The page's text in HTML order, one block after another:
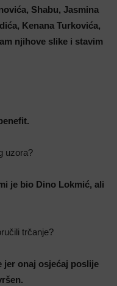
Shabu, Jasmina
Kenana Turkovića,
njihove slike i stavim
uzora?
je bio Dino Lokmić, ali
trčanje?
jer onaj osjećaj poslije